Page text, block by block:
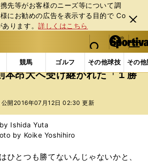
先等がお客様のニーズ等について調
にお勧めの広告を表⽰する⽬的で Co
あります。詳しくはこちら
閉じ
る
web Sportiva (webスポルティーバ)
検索
マイペ
ー
ジ
メニュ
競馬 ゴルフ その他球技 その
プロ野球 田中将大から則本昂大へ
本昂大へ受け継がれた「１勝
開 2016年07月12日 02:30 更新
Ishida Yuta
by Koike Yoshihiro
ひとつも勝てないんじゃないかと、